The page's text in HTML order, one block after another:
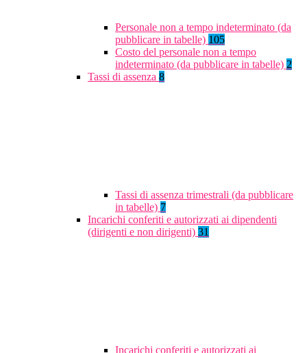
Personale non a tempo indeterminato (da
pubblicare in tabelle) 105
Costo del personale non a tempo
indeterminato (da pubblicare in tabelle) 2
Tassi di assenza 8
Tassi di assenza trimestrali (da pubblicare
in tabelle) 7
Incarichi conferiti e autorizzati ai dipendenti
(dirigenti e non dirigenti) 31
Incarichi conferiti e autorizzati ai